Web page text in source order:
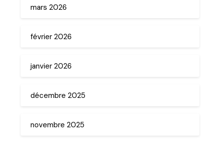
mars 2026
février 2026
janvier 2026
décembre 2025
novembre 2025